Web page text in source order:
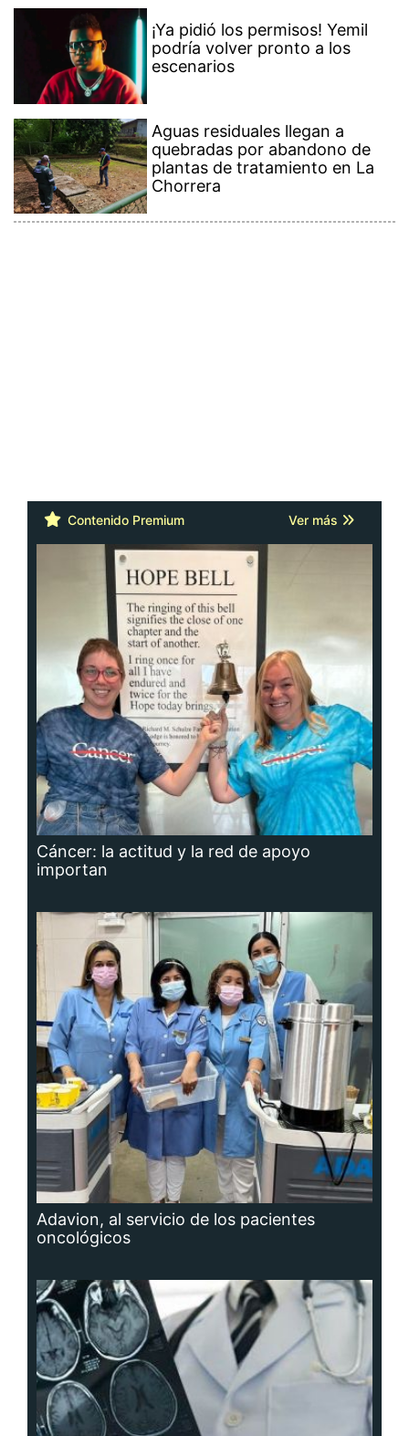
¡Ya pidió los permisos! Yemil
podría volver pronto a los
escenarios
Aguas residuales llegan a
quebradas por abandono de
plantas de tratamiento en La
Chorrera
Contenido Premium Ver más
Cáncer: la actitud y la red de apoyo
importan
Adavion, al servicio de los pacientes
oncológicos